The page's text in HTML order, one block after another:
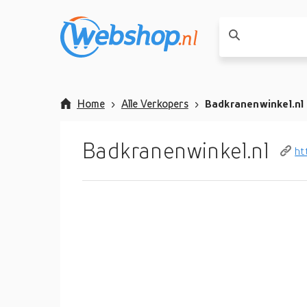
Home Alle Verkopers Badkranenwinkel.nl
Badkranenwinkel.nl